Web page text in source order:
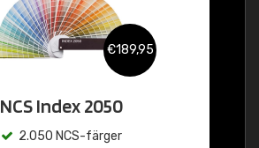
€189,95
NCS Index 2050
2.050 NCS-färger